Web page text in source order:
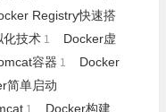
Registry快速搭
化技术 1
Docker虚
容器 1
Docker
简单启动
1
Docker构建